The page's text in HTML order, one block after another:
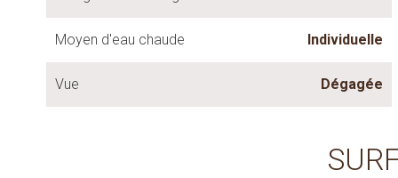
Moyen d'eau chaude Individuelle
Vue Dégagée